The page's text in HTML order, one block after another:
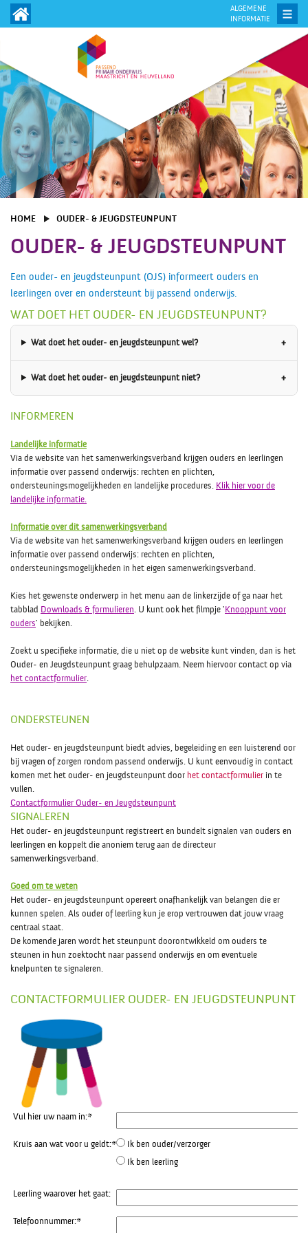
ALGEMENE
INFORMATIE
HOME OUDER- & JEUGDSTEUNPUNT
OUDER- & JEUGDSTEUNPUNT
Een ouder- en jeugdsteunpunt (OJS) informeert ouders en
leerlingen over en ondersteunt bij passend onderwijs.
WAT DOET HET OUDER- EN JEUGDSTEUNPUNT?
Wat doet het ouder- en jeugdsteunpunt wel?
Wat doet het ouder- en jeugdsteunpunt niet?
INFORMEREN
Landelijke informatie
Via de website van het samenwerkingsverband krijgen ouders en leerlingen
informatie over passend onderwijs: rechten en plichten,
ondersteuningsmogelijkheden en landelijke procedures. Klik hier voor de
landelijke informatie.
Informatie over dit samenwerkingsverband
Via de website van het samenwerkingsverband krijgen ouders en leerlingen
informatie over passend onderwijs: rechten en plichten,
ondersteuningsmogelijkheden in het eigen samenwerkingsverband.
Kies het gewenste onderwerp in het menu aan de linkerzijde of ga naar het
tabblad Downloads & formulieren. U kunt ook het filmpje ' Knooppunt voor
ouders' bekijken.
Zoekt u specifieke informatie, die u niet op de website kunt vinden, dan is het
Ouder- en Jeugdsteunpunt graag behulpzaam. Neem hiervoor contact op via
het contactformulier.
ONDERSTEUNEN
Het ouder- en jeugdsteunpunt biedt advies, begeleiding en een luisterend oor
bij vragen of zorgen rondom passend onderwijs. U kunt eenvoudig in contact
komen met het ouder- en jeugdsteunpunt door het contactformulier in te
vullen.
Contactformulier Ouder- en Jeugdsteunpunt
SIGNALEREN
Het ouder- en jeugdsteunpunt registreert en bundelt signalen van ouders en
leerlingen en koppelt die anoniem terug aan de directeur
samenwerkingsverband.
Goed om te weten
Het ouder- en jeugdsteunpunt opereert onafhankelijk van belangen die er
kunnen spelen. Als ouder of leerling kun je erop vertrouwen dat jouw vraag
centraal staat.
De komende jaren wordt het steunpunt doorontwikkeld om ouders te
steunen in hun zoektocht naar passend onderwijs en om eventuele
knelpunten te signaleren.
CONTACTFORMULIER OUDER- EN JEUGDSTEUNPUNT
Vul hier uw naam in:*
Kruis aan wat voor u geldt:*
Ik ben ouder/verzorger
Ik ben leerling
Leerling waarover het gaat:
Telefoonnummer:*